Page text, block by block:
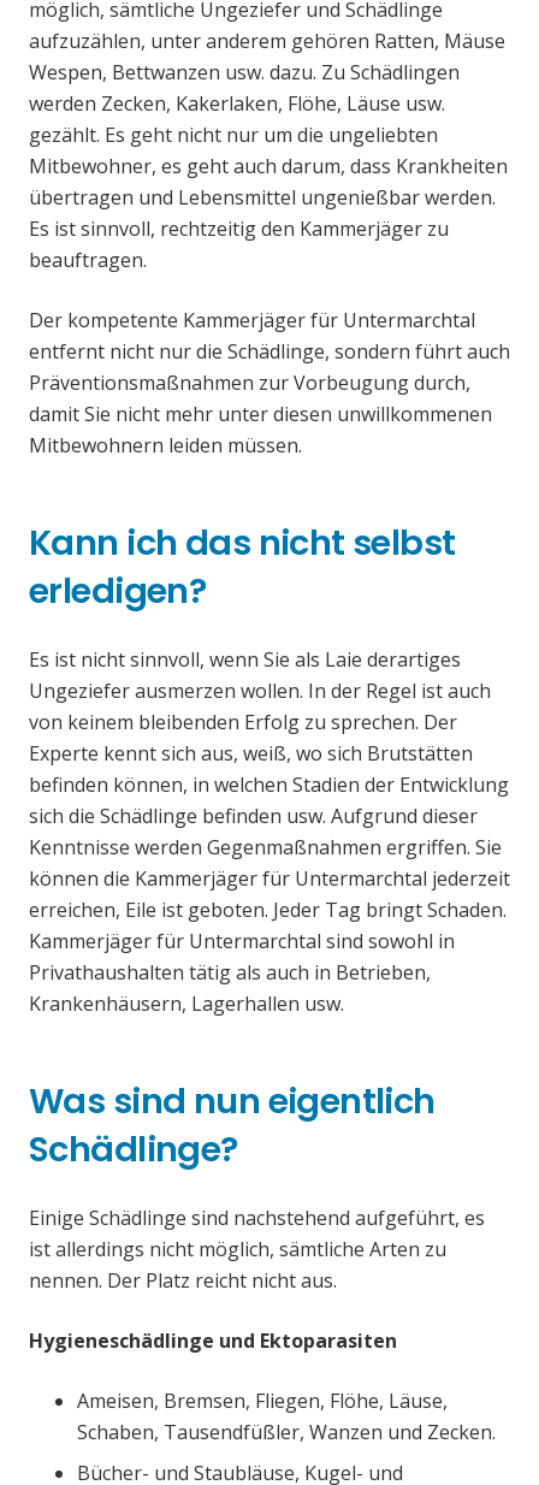
möglich, sämtliche Ungeziefer und Schädlinge
aufzuzählen, unter anderem gehören Ratten, Mäuse
Wespen, Bettwanzen usw. dazu. Zu Schädlingen
werden Zecken, Kakerlaken, Flöhe, Läuse usw.
gezählt. Es geht nicht nur um die ungeliebten
Mitbewohner, es geht auch darum, dass Krankheiten
übertragen und Lebensmittel ungenießbar werden.
Es ist sinnvoll, rechtzeitig den Kammerjäger zu
beauftragen.
Der kompetente Kammerjäger für Untermarchtal
entfernt nicht nur die Schädlinge, sondern führt auch
Präventionsmaßnahmen zur Vorbeugung durch,
damit Sie nicht mehr unter diesen unwillkommenen
Mitbewohnern leiden müssen.
Kann ich das nicht selbst
erledigen?
Es ist nicht sinnvoll, wenn Sie als Laie derartiges
Ungeziefer ausmerzen wollen. In der Regel ist auch
von keinem bleibenden Erfolg zu sprechen. Der
Experte kennt sich aus, weiß, wo sich Brutstätten
befinden können, in welchen Stadien der Entwicklung
sich die Schädlinge befinden usw. Aufgrund dieser
Kenntnisse werden Gegenmaßnahmen ergriffen. Sie
können die Kammerjäger für Untermarchtal jederzeit
erreichen, Eile ist geboten. Jeder Tag bringt Schaden.
Kammerjäger für Untermarchtal sind sowohl in
Privathaushalten tätig als auch in Betrieben,
Krankenhäusern, Lagerhallen usw.
Was sind nun eigentlich
Schädlinge?
Einige Schädlinge sind nachstehend aufgeführt, es
ist allerdings nicht möglich, sämtliche Arten zu
nennen. Der Platz reicht nicht aus.
Hygieneschädlinge und Ektoparasiten
Ameisen, Bremsen, Fliegen, Flöhe, Läuse,
Schaben, Tausendfüßler, Wanzen und Zecken.
Bücher- und Staubläuse, Kugel- und